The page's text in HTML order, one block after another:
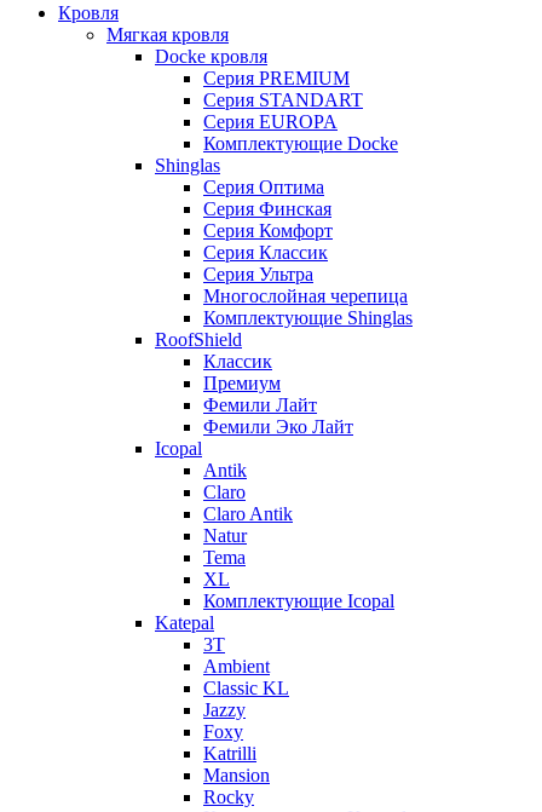
Кровля
Мягкая кровля
Docke кровля
Серия PREMIUM
Серия STANDART
Серия EUROPA
Комплектующие Docke
Shinglas
Серия Оптима
Серия Финская
Серия Комфорт
Серия Классик
Серия Ультра
Многослойная черепица
Комплектующие Shinglas
RoofShield
Классик
Премиум
Фемили Лайт
Фемили Эко Лайт
Icopal
Antik
Claro
Claro Antik
Natur
Tema
XL
Комплектующие Icopal
Katepal
3T
Ambient
Classic KL
Jazzy
Foxy
Katrilli
Mansion
Rocky